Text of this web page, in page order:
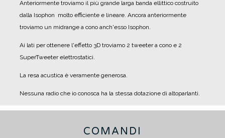
Anteriormente troviamo il più grande larga banda ellittico costruito
dalla Isophon molto efficiente e lineare. Ancora anteriormente
troviamo un midrange a cono anch'esso Isophon.
Ai lati per ottenere l'effetto 3D troviamo 2 tweeter a cono e 2
SuperTweeter elettrostatici.
La resa acustica è veramente generosa.
Nessuna radio che io conosca ha la stessa dotazione di altoparlanti.
COMANDI